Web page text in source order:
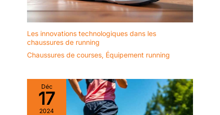
Les innovations technologiques dans les
chaussures de running
Chaussures de courses, Équipement running
Déc
17
2024